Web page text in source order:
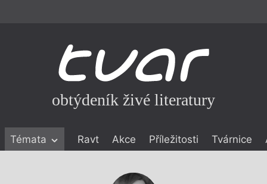
obtýdeník živé literatury
Témata Ravt Akce Příležitosti Tvárnice